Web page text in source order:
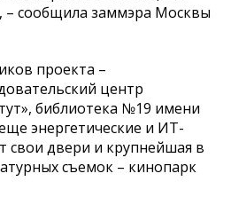
– сообщила заммэра Москвы
проекта –
центр
библиотека №19 имени
энергетические и ИТ-
свои двери и крупнейшая в
съемок – кинопарк